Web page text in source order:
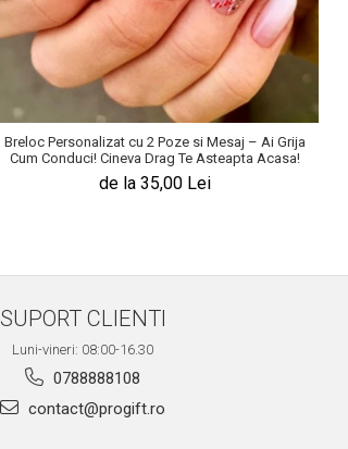
Breloc Personalizat cu 2 Poze si Mesaj – Ai Grija
Cum Conduci! Cineva Drag Te Asteapta Acasa!
de la 35,00 Lei
SUPORT CLIENTI
Luni-vineri: 08:00-16.30
0788888108
contact@progift.ro